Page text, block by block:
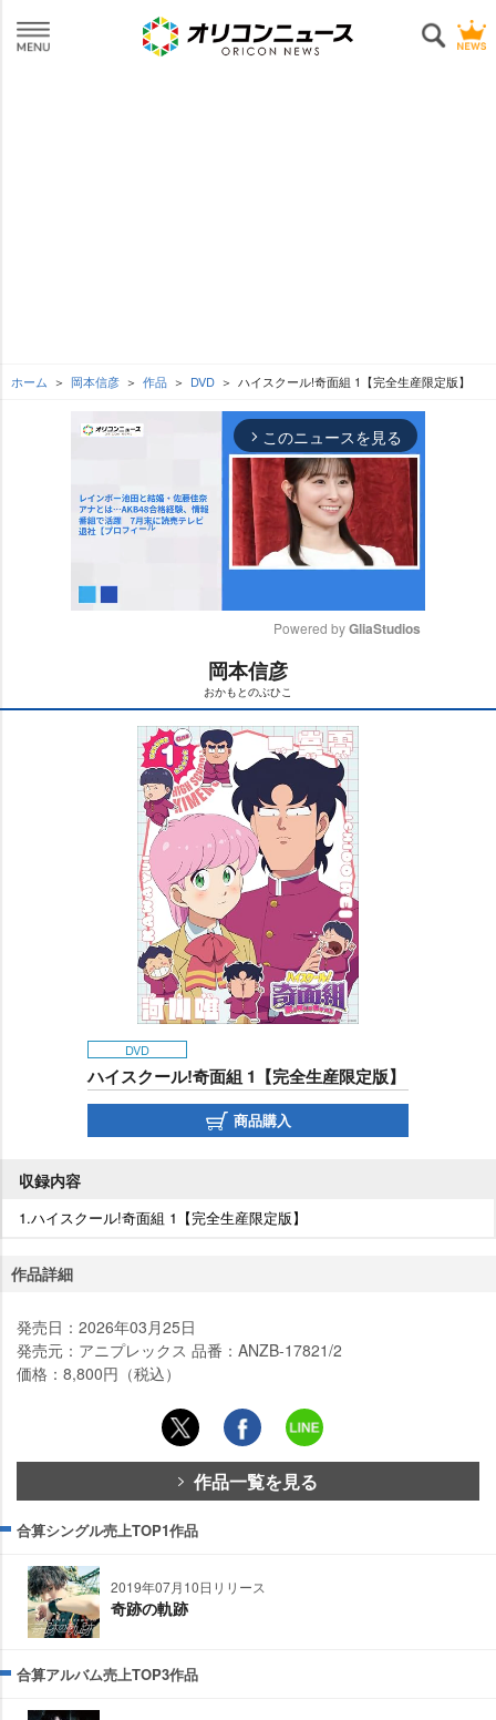
ホーム 岡本信彦 作品 DVD ハイスクール!奇面組 1【完全生産限定版】
arrow_forward_ios このニュースを見る
t
e
Powered by GliaStudios
岡本信彦
おかもとのぶひこ
DVD
ハイスクール!奇面組 1【完全生産限定版】
商品購入
収録内容
1.ハイスクール!奇面組 1【完全生産限定版】
作品詳細
発売日：2026年03月25日
発売元：アニプレックス 品番：ANZB-17821/2
価格：8,800円（税込）
作品一覧を見る
合算シングル売上TOP1作品
2019年07月10日リリース
奇跡の軌跡
合算アルバム売上TOP3作品